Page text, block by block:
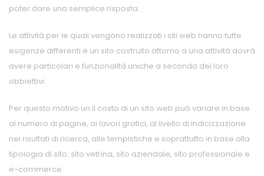
poter dare una semplice risposta.
Le attività per le quali vengono realizzati i siti web hanno tutte
esigenze differenti e un sito costruito attorno a una attività dovrà
avere particolari e funzionalità uniche a seconda dei loro
obbiettivi.
Per questo motivo un il costo di un sito web può variare in base
al numero di pagine, ai lavori grafici, al livello di indicizzazione
nei risultati di ricerca, alle tempistiche e soprattutto in base alla
tipologia di sito: sito vetrina, sito aziendale, sito professionale e
e-commerce.